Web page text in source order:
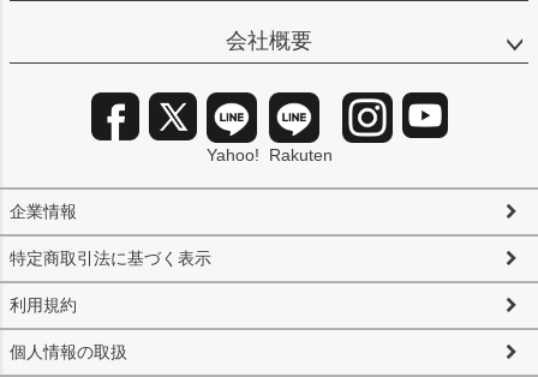
会社概要
企業情報
特定商取引法に基づく表示
利用規約
個人情報の取扱
Yahoo! Rakuten